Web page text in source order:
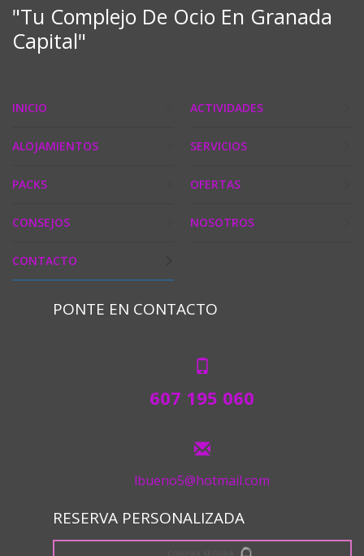
"Tu Complejo De Ocio En Granada
Capital"
INICIO ACTIVIDADES
ALOJAMIENTOS SERVICIOS
PACKS OFERTAS
CONSEJOS NOSOTROS
CONTACTO
PONTE EN CONTACTO
607 195 060
lbueno5@hotmail.com
RESERVA PERSONALIZADA